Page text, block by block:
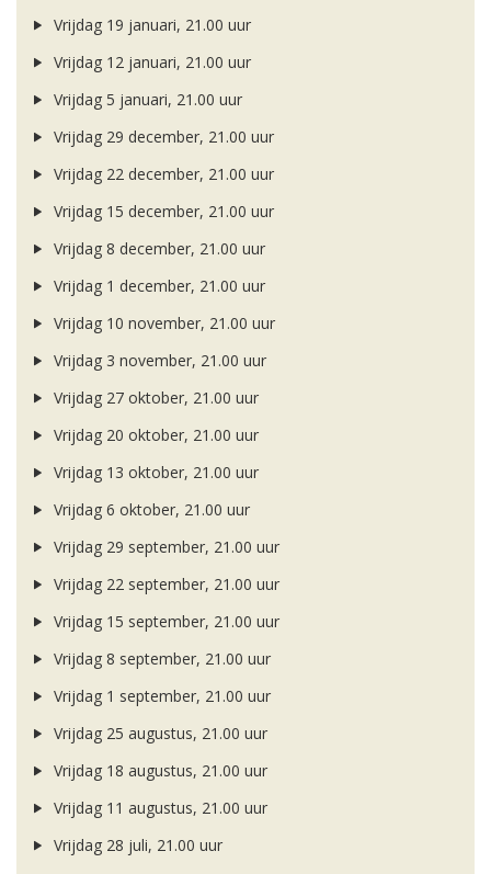
Vrijdag 19 januari, 21.00 uur
Vrijdag 12 januari, 21.00 uur
Vrijdag 5 januari, 21.00 uur
Vrijdag 29 december, 21.00 uur
Vrijdag 22 december, 21.00 uur
Vrijdag 15 december, 21.00 uur
Vrijdag 8 december, 21.00 uur
Vrijdag 1 december, 21.00 uur
Vrijdag 10 november, 21.00 uur
Vrijdag 3 november, 21.00 uur
Vrijdag 27 oktober, 21.00 uur
Vrijdag 20 oktober, 21.00 uur
Vrijdag 13 oktober, 21.00 uur
Vrijdag 6 oktober, 21.00 uur
Vrijdag 29 september, 21.00 uur
Vrijdag 22 september, 21.00 uur
Vrijdag 15 september, 21.00 uur
Vrijdag 8 september, 21.00 uur
Vrijdag 1 september, 21.00 uur
Vrijdag 25 augustus, 21.00 uur
Vrijdag 18 augustus, 21.00 uur
Vrijdag 11 augustus, 21.00 uur
Vrijdag 28 juli, 21.00 uur